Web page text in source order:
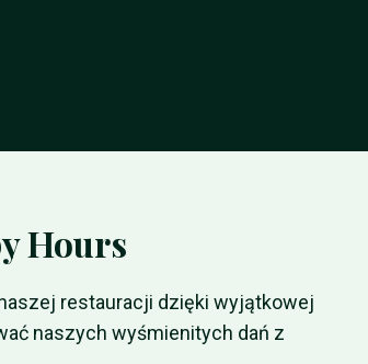
Hours
restauracji dzięki wyjątkowej
naszych wyśmienitych dań z